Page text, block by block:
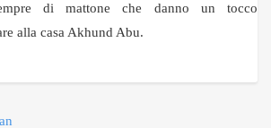
di mattone che danno un tocco
alla casa Akhund Abu.